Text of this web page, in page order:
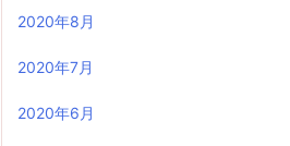
2020年8月
2020年7月
2020年6月